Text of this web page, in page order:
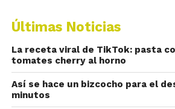
Últimas Noticias
La receta viral de TikTok: pasta
tomates cherry al horno
Así se hace un bizcocho para el
minutos